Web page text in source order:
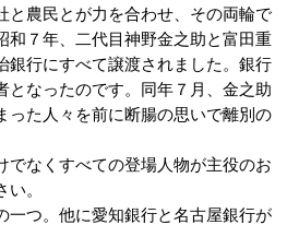
と農民とが力を合わせ、その両輪で
和７年、二代目神野金之助と富田重
銀行にすべて譲渡されました。銀行
となったのです。同年７月、金之助
った人々を前に断腸の思いで離別の
なくすべての登場人物が主役のお
。
つ。他に愛知銀行と名古屋銀行が